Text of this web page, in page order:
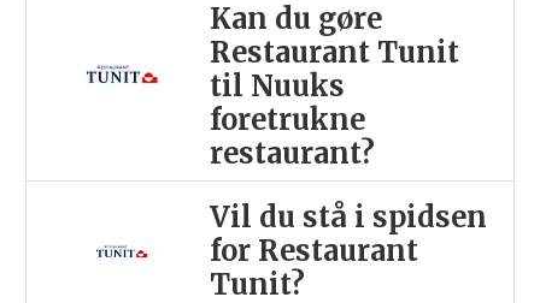
Kan du gøre
Restaurant Tunit
til Nuuks
foretrukne
restaurant?
Vil du stå i spidsen
for Restaurant
Tunit?